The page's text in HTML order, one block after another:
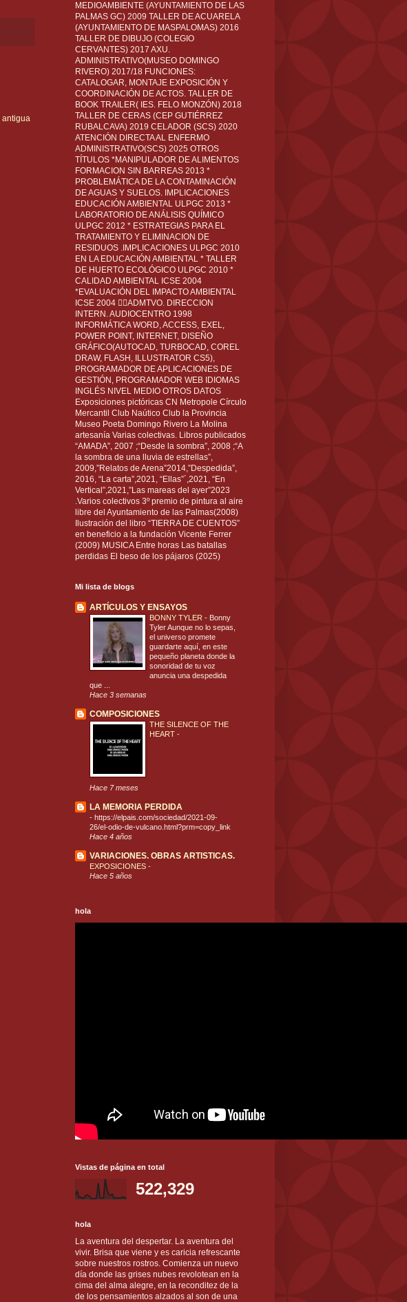
antigua
MEDIOAMBIENTE (AYUNTAMIENTO DE LAS
PALMAS GC) 2009 TALLER DE ACUARELA
(AYUNTAMIENTO DE MASPALOMAS) 2016
TALLER DE DIBUJO (COLEGIO
CERVANTES) 2017 AXU.
ADMINISTRATIVO(MUSEO DOMINGO
RIVERO) 2017/18 FUNCIONES:
CATALOGAR, MONTAJE EXPOSICIÓN Y
COORDINACIÓN DE ACTOS. TALLER DE
BOOK TRAILER( IES. FELO MONZÓN) 2018
TALLER DE CERAS (CEP GUTIÉRREZ
RUBALCAVA) 2019 CELADOR (SCS) 2020
ATENCIÓN DIRECTA AL ENFERMO
ADMINISTRATIVO(SCS) 2025 OTROS
TÍTULOS *MANIPULADOR DE ALIMENTOS
FORMACION SIN BARREAS 2013 *
PROBLEMÁTICA DE LA CONTAMINACIÓN
DE AGUAS Y SUELOS. IMPLICACIONES
EDUCACIÓN AMBIENTAL ULPGC 2013 *
LABORATORIO DE ANÁLISIS QUÍMICO
ULPGC 2012 * ESTRATEGIAS PARA EL
TRATAMIENTO Y ELIMINACION DE
RESIDUOS .IMPLICACIONES ULPGC 2010
EN LA EDUCACIÓN AMBIENTAL * TALLER
DE HUERTO ECOLÓGICO ULPGC 2010 *
CALIDAD AMBIENTAL ICSE 2004
*EVALUACIÓN DEL IMPACTO AMBIENTAL
ICSE 2004 ADMTVO. DIRECCION
INTERN. AUDIOCENTRO 1998
INFORMÁTICA WORD, ACCESS, EXEL,
POWER POINT, INTERNET, DISEÑO
GRÁFICO(AUTOCAD, TURBOCAD, COREL
DRAW, FLASH, ILLUSTRATOR CS5),
PROGRAMADOR DE APLICACIONES DE
GESTIÓN, PROGRAMADOR WEB IDIOMAS
INGLÉS NIVEL MEDIO OTROS DATOS
Exposiciones pictóricas CN Metropole Círculo
Mercantil Club Naútico Club la Provincia
Museo Poeta Domingo Rivero La Molina
artesanía Varias colectivas. Libros publicados
“AMADA”, 2007 ;“Desde la sombra”, 2008 ;“A
la sombra de una lluvia de estrellas”,
2009,”Relatos de Arena”2014,”Despedida”,
2016, “La carta”,2021, “Ellas”´,2021, “En
Vertical”,2021,”Las mareas del ayer”2023
.Varios colectivos 3º premio de pintura al aire
libre del Ayuntamiento de las Palmas(2008)
Ilustración del libro “TIERRA DE CUENTOS”
en beneficio a la fundación Vicente Ferrer
(2009) MUSICA Entre horas Las batallas
perdidas El beso de los pájaros (2025)
Mi lista de blogs
ARTÍCULOS Y ENSAYOS
BONNY TYLER - Bonny
Tyler Aunque no lo sepas,
el universo promete
guardarte aquí, en este
pequeño planeta donde la
sonoridad de tu voz
anuncia una despedida
que ...
Hace 3 semanas
COMPOSICIONES
THE SILENCE OF THE
HEART -
Hace 7 meses
LA MEMORIA PERDIDA
- https://elpais.com/sociedad/2021-09-
26/el-odio-de-vulcano.html?prm=copy_link
Hace 4 años
VARIACIONES. OBRAS ARTISTICAS.
EXPOSICIONES -
Hace 5 años
hola
Vistas de página en total
522,329
hola
La aventura del despertar. La aventura del
vivir. Brisa que viene y es caricia refrescante
sobre nuestros rostros. Comienza un nuevo
día donde las grises nubes revolotean en la
cima del alma alegre, en la reconditez de la
de los pensamientos alzados al son de una